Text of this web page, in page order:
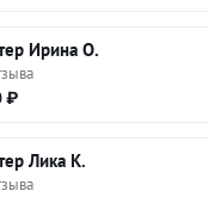
Ирина О.
₽
Лика К.